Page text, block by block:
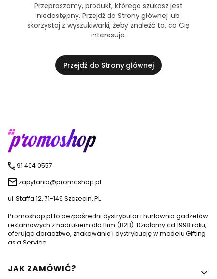
Przepraszamy, produkt, którego szukasz jest
niedostępny. Przejdź do Strony głównej lub
skorzystaj z wyszukiwarki, żeby znaleźć to, co Cię
interesuje.
Przejdź do Strony głównej
91 404 0557
zapytania@promoshop.pl
ul. Staffa 12, 71-149 Szczecin, PL
Promoshop.pl to bezpośredni dystrybutor i hurtownia gadżetów
reklamowych z nadrukiem dla firm (B2B). Działamy od 1998 roku,
oferując doradztwo, znakowanie i dystrybucję w modelu Gifting
as a Service.
Linki w stopce
JAK ZAMÓWIĆ?